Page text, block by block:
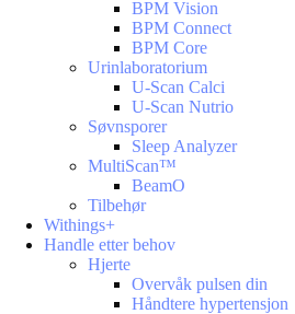
BPM Vision
BPM Connect
BPM Core
Urinlaboratorium
U-Scan Calci
U-Scan Nutrio
Søvnsporer
Sleep Analyzer
MultiScan™
BeamO
Tilbehør
Withings+
Handle etter behov
Hjerte
Overvåk pulsen din
Håndtere hypertensjon